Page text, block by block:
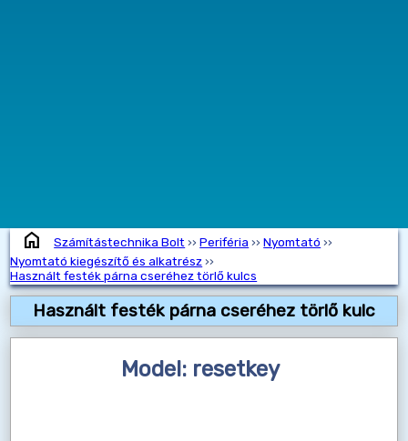
home Számítástechnika Bolt ››Periféria ››Nyomtató ››
Nyomtató kiegészítő és alkatrész››
Használt festék párna cseréhez törlő kulcs
Használt festék párna cseréhez törlő kulc
Model: resetkey